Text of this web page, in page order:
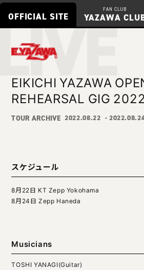
OFFICIAL SITE
FAN CLUB
YAZAWA
EIKICHI YAZAWA
REHEARSAL GIG 2022
TOUR ARCHIVE 2022.08.22 -
スケジュール
8月22日 KT Zepp Yokohama
8月24日 Zepp Haneda
Musicians
TOSHI YANAGI(Guitar)